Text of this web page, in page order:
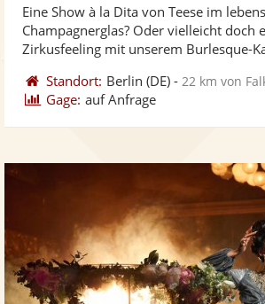
Eine Show à la Dita von Teese im
Champagnerglas? Oder vielleicht doch
Zirkusfeeling mit unserem Burlesque-
Standort: Berlin (DE) - 22 km von
Gage: auf Anfrage